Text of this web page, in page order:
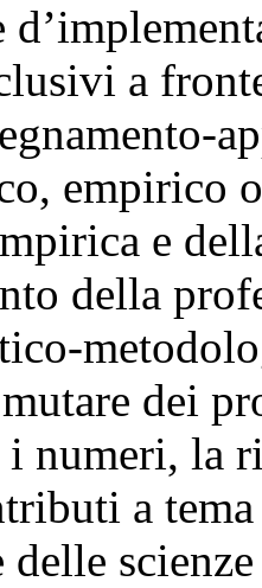
a
empirico
e
della
dei
numeri, la
a
delle